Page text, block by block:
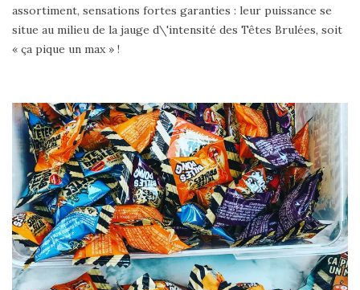
assortiment, sensations fortes garanties : leur puissance se
situe au milieu de la jauge d\'intensité des Têtes Brulées, soit
« ça pique un max » !